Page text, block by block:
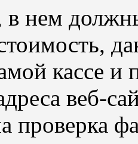
в нем
кассе и
веб-
проверка